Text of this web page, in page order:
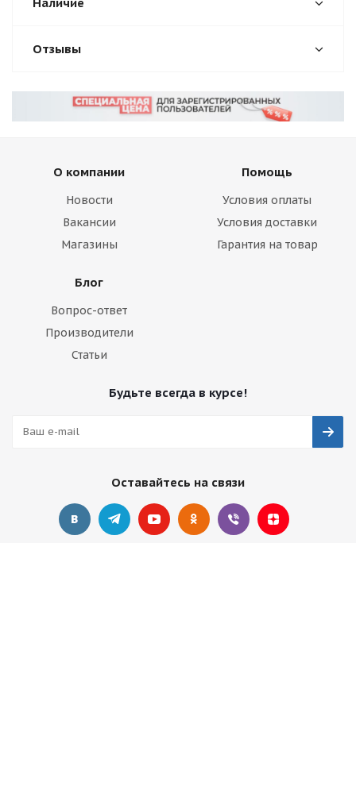
Отзывы
О компании
Новости
Вакансии
Магазины
Помощь
Условия оплаты
Условия доставки
Гарантия на товар
Блог
Вопрос-ответ
Производители
Статьи
Будьте всегда в курсе!
Оставайтесь на связи